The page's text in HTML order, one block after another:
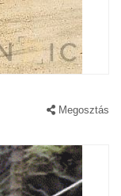
Megosztás